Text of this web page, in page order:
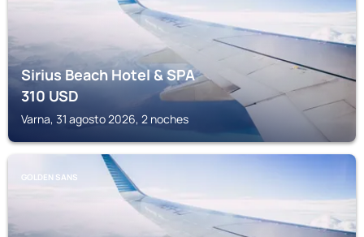
Sirius Beach Hotel & SPA
310USD
Varna, 31 agosto 2026, 2 noches
GOLDEN SANS